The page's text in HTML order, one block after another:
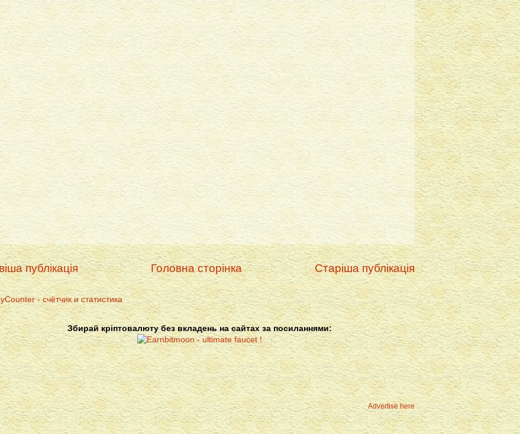
публікація Старіша публікація
Головна сторінка
Збирай кріптовалюту без вкладень на сайтах за посиланнями:
Advertise here